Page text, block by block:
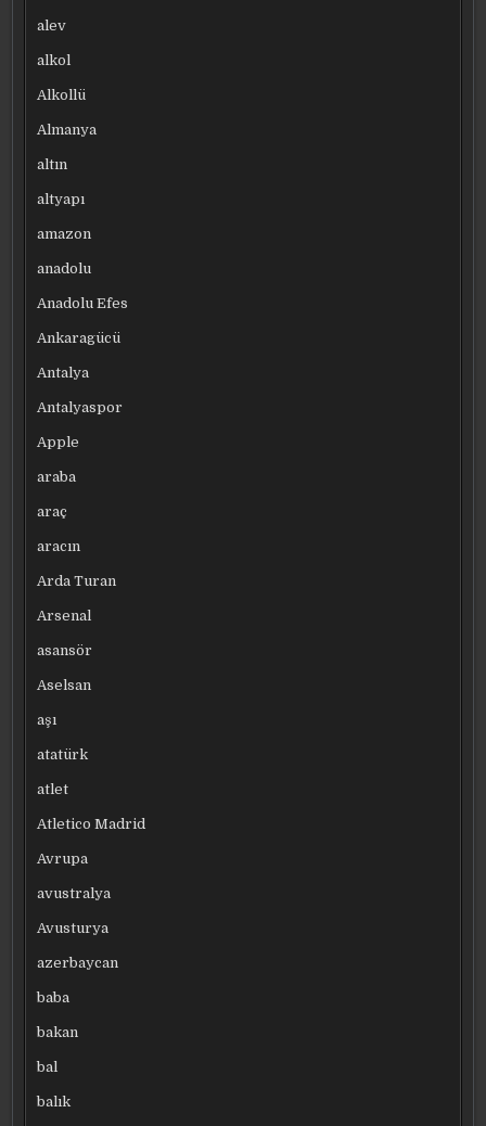
alev
alkol
Alkollü
Almanya
altın
altyapı
amazon
anadolu
Anadolu Efes
Ankaragücü
Antalya
Antalyaspor
Apple
araba
araç
aracın
Arda Turan
Arsenal
asansör
Aselsan
aşı
atatürk
atlet
Atletico Madrid
Avrupa
avustralya
Avusturya
azerbaycan
baba
bakan
bal
balık